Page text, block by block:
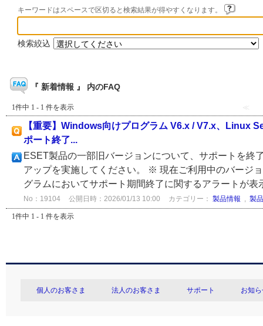
キーワードはスペースで区切ると検索結果が得やすくなります。
検索絞込
『 新着情報 』 内のFAQ
1件中 1 - 1 件を表示 ≪
【重要】Windows向けプログラム V6.x / V7.x、Linux
ポート終了...
ESET製品の一部旧バージョンについて、サポートを終
アップを実施してください。 ※ 現在ご利用中のバージ
グラムにおいてサポート期間終了に関するアラートが
No：19104 公開日時：2026/01/13 10:00 カテゴリー： 製品情報 , 製
1件中 1 - 1 件を表示
個人のお客さま 法人のお客さま サポート お知